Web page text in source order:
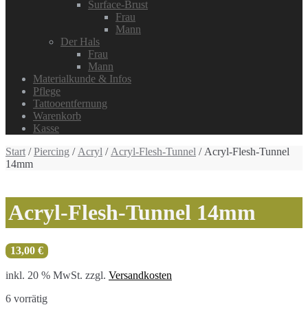
Surface-Brust
Frau
Mann
Der Hals
Frau
Mann
Materialkunde & Infos
Pflege
Tattooentfernung
Warenkorb
Kasse
Start /Piercing / Acryl / Acryl-Flesh-Tunnel / Acryl-Flesh-Tunnel
14mm
Acryl-Flesh-Tunnel 14mm
13,00 €
inkl. 20 % MwSt. zzgl. Versandkosten
6 vorrätig